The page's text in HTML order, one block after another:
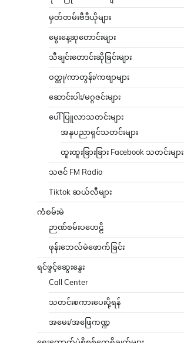
မှတ်တမ်းဗီဒီယိုများ
မွေးနေ့ဆုတောင်းများ
သီချင်းတောင်းဆိုခြင်းများ
ဝတ္ထု/ကာတွန်း/ကဗျာများ
ဆောင်းပါး/မဂ္ဂဇင်းများ
ပေါ်ပြူလာသတင်းများ
အနုပညာရှင်သတင်းများ
ထူးထူးခြားခြား Facebook သတင်းများ
သဇင် FM Radio
Tiktok ဆယ်လီများ
ကံစမ်းမဲ
ဉာဏ်စမ်းပဟေဠိ
ဖုန်းဘေလ်မဲဖောက်ခြင်း
ရင်ဖွင့်ဆွေးနွေး
Call Center
သတင်းစကားပေးပို့ရန်
အမေး/အဖြေကဏ္ဍ